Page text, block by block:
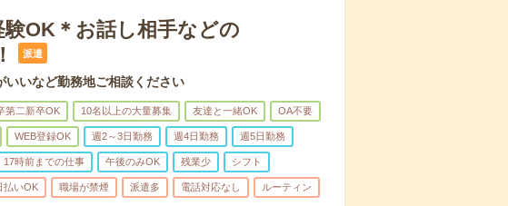
験OK＊お話し相手などの
派遣
いなど勤務地ご相談ください
第二新卒OK 10名以上の大量募集 友達と一緒OK OA不要
WEB登録OK 週2～3日勤務 週4日勤務 週5日勤務
17時前までの仕事 午後のみOK 残業少 シフト
払いOK 職場が禁煙 派遣多 電話対応なし ルーティン